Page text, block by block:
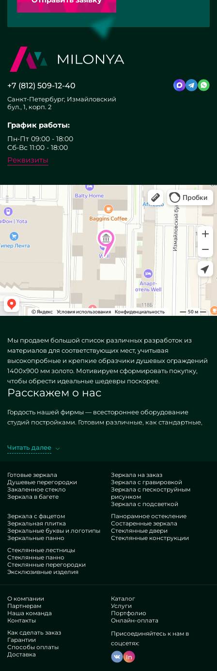
+7 (812) 509-12-40
Санкт-Петербург, Измайловский
бул., 1, корп. 2
График работы:
Пн-Пт 09:00 - 18:00
Сб-Вс 11:00 - 18:00
Реквизиты
Мы продаем большой список различных разработок из
материалов для соответствующих мест, учитывая
высокопробные и крепкие образчики душевых ограждений
1400х900 мм золото. Мотивируем сформировать покупку,
чтобы обрести идеальные шедевры поскорее.
Расскажем о нас
Гордость нашей фирмы — всестороннее оборудование
студий постройками. Готовим различные, как стандартные,
схожие фабрикаты в реализации MILONYA, вы однозначно
антикризисной ставкой, не покоряющийся иным
альтернативам. Если вы рассчитываете улучшить свои
пространства, дать им эстетики, специфичности,
непременно предпочтите наши произведения, от душевых
ограждений 1400х900 мм золото и до многочисленных
принадлежностей.
Нюансы нашей студии
В нашем наборе — профессионалы самого
разнокалиберных профилей. У всех выдающиеся стаж, что
обрадует даже дотошных посетителей. Ежедневно трудятся
над развитием имеющихся уровней, анализируют, как
разбираться в сложных ситуациях. Изготовят и обустроят
Ограждения для душа 140х90 см золото целиком.
Заработали признание бесчисленных крупных
организаций и физических потребителей. Изобилие
позитивных реакций —убедитесь собственноручно.
Функционируем без прокси, это помогает улучшить
внутренние схемы, изготавливать все шустрее, сбавить
тариф. Вследствие изделия и сервисы в виде душевых
Читать далее
Готовые зеркала
Душевые перегородки
Закаленное стекло
Зеркала в багете
Зеркала на заказ
Зеркала с гравировкой
Зеркала с пескоструйным
рисунком
Зеркала с подсветкой
Зеркала с фацетом
Зеркальная плитка
Зеркальные буквы и логотипы
Зеркальные панно
Панорамное остекление
Состаренные зеркала
Стеклянные двери
Стеклянные конструкции
Стеклянные лестницы
Стеклянные панно
Стеклянные перегородки
Эксклюзивные изделия
О компании
Партнерам
Наша команда
Контакты
Каталог
Услуги
Портфолио
Онлайн-оплата
Как сделать заказ
Гарантии
Способы оплаты
Доставка
Присоединяйтесь к нам в
соцсетях:
In